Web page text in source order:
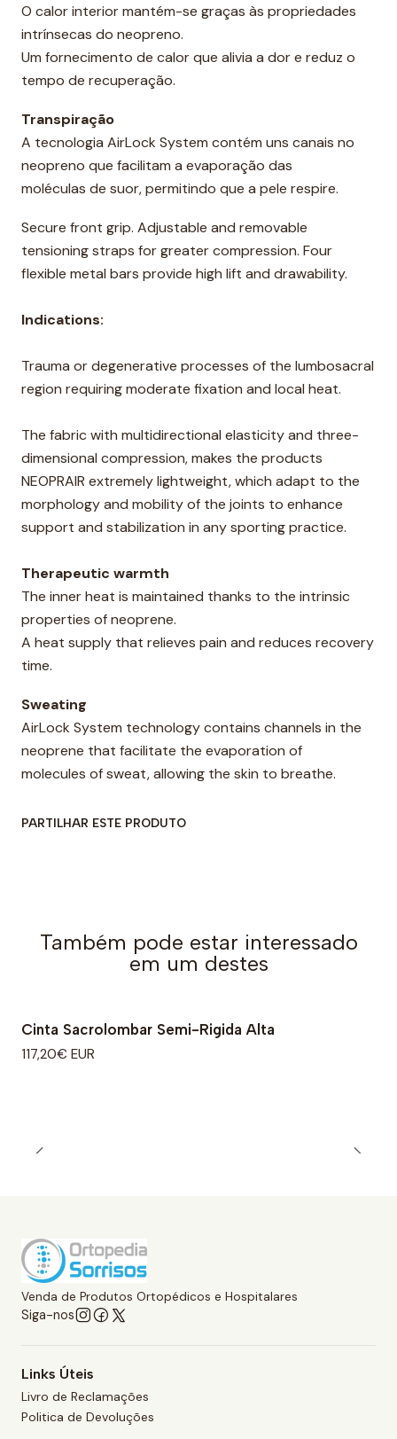
O calor interior mantém-se graças às propriedades
intrínsecas do neopreno.
Um fornecimento de calor que alivia a dor e reduz o
tempo de recuperação.
Transpiração
A tecnologia AirLock System contém uns canais no
neopreno que facilitam a evaporação das
moléculas de suor, permitindo que a pele respire.
Secure front grip. Adjustable and removable
tensioning straps for greater compression. Four
flexible metal bars provide high lift and drawability.
Indications:
Trauma or degenerative processes of the lumbosacral
region requiring moderate fixation and local heat.
The fabric with multidirectional elasticity and three-
dimensional compression, makes the products
NEOPRAIR extremely lightweight, which adapt to the
morphology and mobility of the joints to enhance
support and stabilization in any sporting practice.
Therapeutic warmth
The inner heat is maintained thanks to the intrinsic
properties of neoprene.
A heat supply that relieves pain and reduces recovery
time.
Sweating
AirLock System technology contains channels in the
neoprene that facilitate the evaporation of
molecules of sweat, allowing the skin to breathe.
PARTILHAR ESTE PRODUTO
Também pode estar interessado
em um destes
Cinta Sacrolombar Semi-Rigida Alta
117,20€ EUR
Venda de Produtos Ortopédicos e Hospitalares
Siga-nos
Links Úteis
Livro de Reclamações
Politica de Devoluções